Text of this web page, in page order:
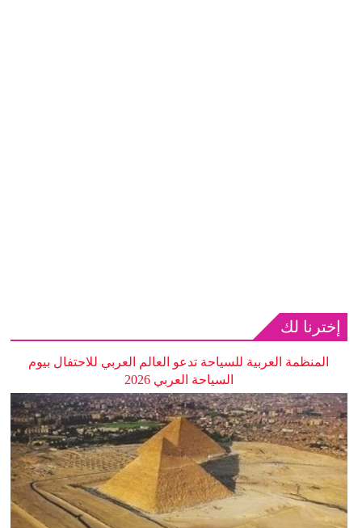
إخترنا لك
المنظمة العربية للسياحة تدعو العالم العربي للاحتفال بيوم
السياحة العربي 2026